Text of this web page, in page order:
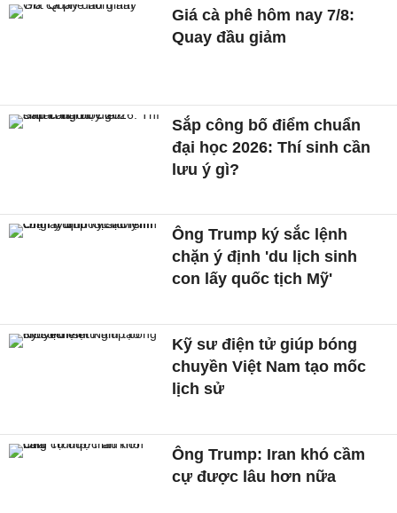
Giá cà phê hôm nay 7/8:
Quay đầu giảm
Sắp công bố điểm chuẩn
đại học 2026: Thí sinh cần
lưu ý gì?
Ông Trump ký sắc lệnh
chặn ý định 'du lịch sinh
con lấy quốc tịch Mỹ'
Kỹ sư điện tử giúp bóng
chuyền Việt Nam tạo mốc
lịch sử
Ông Trump: Iran khó cầm
cự được lâu hơn nữa